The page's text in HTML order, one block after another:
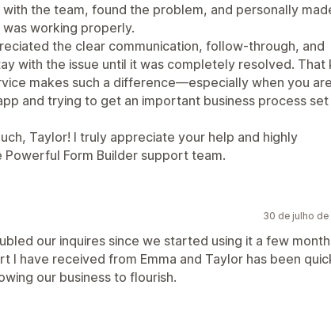
the team, found the problem, and personally
working properly.
the clear communication, follow-through, and
with the issue until it was completely resolved. That
makes such a difference—especially when you are
and trying to get an important business process set
Taylor! I truly appreciate your help and highly
Powerful Form Builder support team.
30 de julho
our inquires since we started using it a few
I have received from Emma and Taylor has been
our business to flourish.